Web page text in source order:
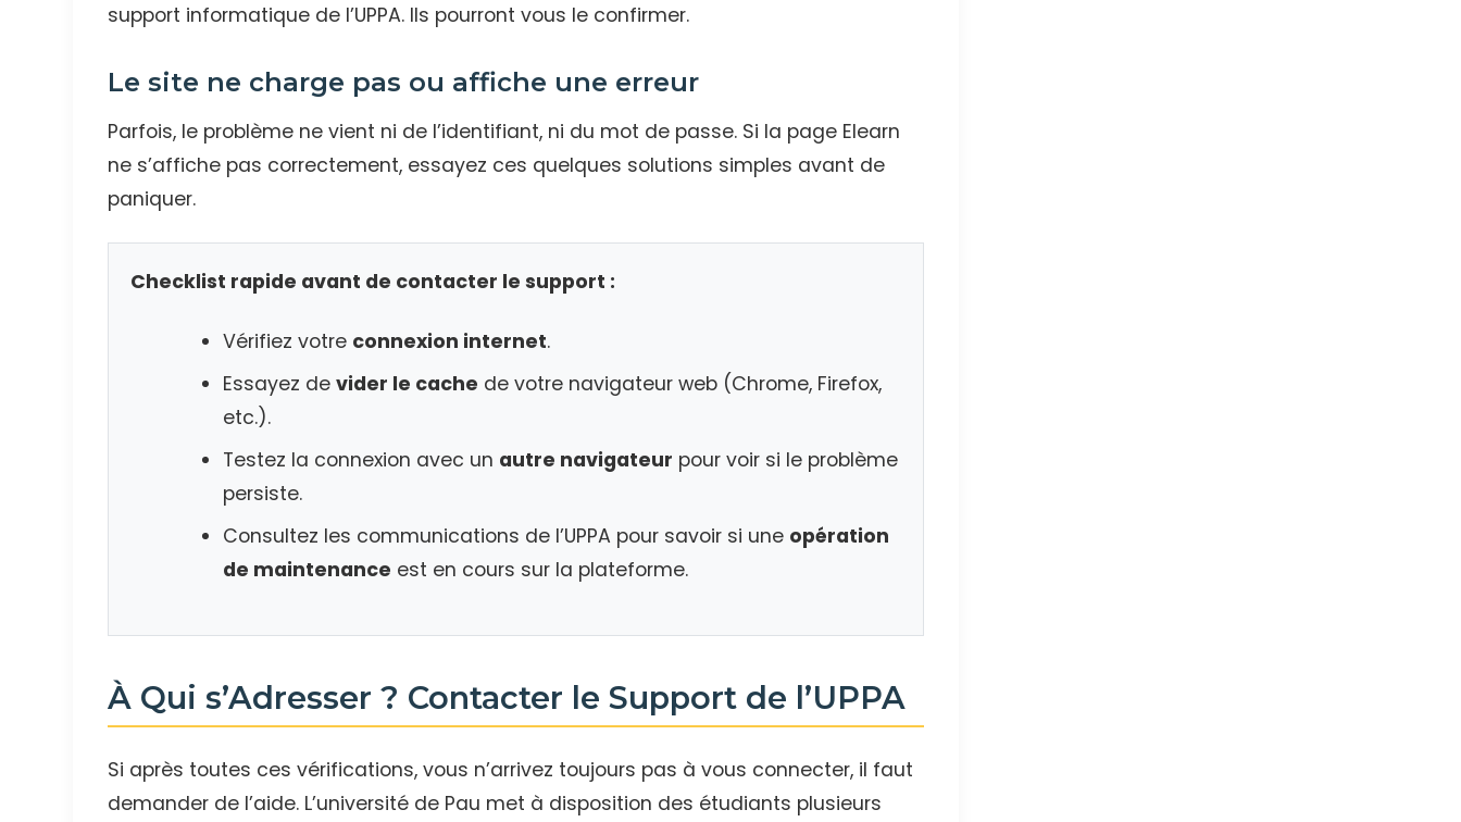
support informatique de l’UPPA. Ils pourront vous le confirmer.
Le site ne charge pas ou affiche une erreur
Parfois, le problème ne vient ni de l’identifiant, ni du mot de passe. Si la page Elearn
ne s’affiche pas correctement, essayez ces quelques solutions simples avant de
paniquer.
Checklist rapide avant de contacter le support :
Vérifiez votre connexion internet.
Essayez de vider le cache de votre navigateur web (Chrome, Firefox,
etc.).
Testez la connexion avec un autre navigateur pour voir si le problème
persiste.
Consultez les communications de l’UPPA pour savoir si une opération
de maintenance est en cours sur la plateforme.
À Qui s’Adresser ? Contacter le Support de l’UPPA
Si après toutes ces vérifications, vous n’arrivez toujours pas à vous connecter, il faut
demander de l’aide. L’université de Pau met à disposition des étudiants plusieurs